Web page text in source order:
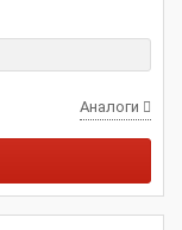
Аналоги